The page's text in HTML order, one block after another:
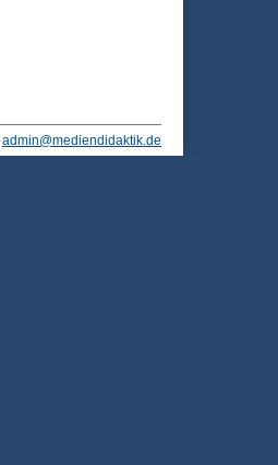
admin@mediendidaktik.de